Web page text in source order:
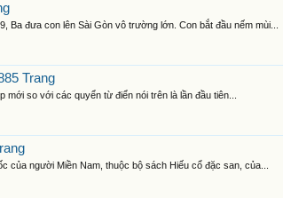
Ba đưa con lên Sài Gòn vô trường lớn. Con bắt đầu nếm mùi...
Trang
so với các quyển từ điển nói trên là lần đầu tiên...
của người Miền Nam, thuộc bộ sách Hiếu cổ đặc san, của...